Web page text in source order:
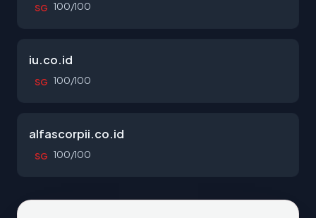
SG 100/100
iu.co.id
SG 100/100
alfascorpii.co.id
SG 100/100